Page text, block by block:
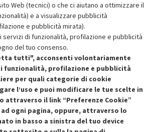
SCONTO RICONDIZIONATI
del 15% sul prodotto ricondizionato.
di vendita Recedere dal contratto qui
Web (tecnici) o che ci aiutano a ottimizzare il
e a visualizzare pubblicità
e pubblicità mirata).
servizi di funzionalità, profilazione e pubblicità
del tuo consenso.
tutti", acconsenti volontariamente
funzionalità, profilazione e pubblicità
per quali categorie di cookie
l’uso e puoi modificare le tue scelte in
attraverso il link “Preferenze Cookie”
ogni pagina, oppure, attraverso lo
in basso a sinistra del tuo device